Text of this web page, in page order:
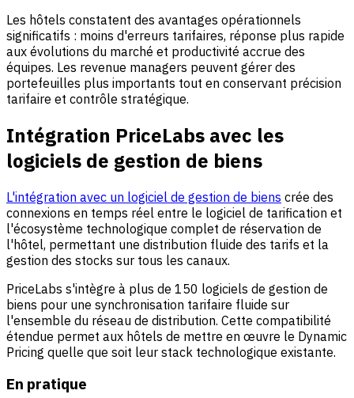
Les hôtels constatent des avantages opérationnels
significatifs : moins d'erreurs tarifaires, réponse plus rapide
aux évolutions du marché et productivité accrue des
équipes. Les revenue managers peuvent gérer des
portefeuilles plus importants tout en conservant précision
tarifaire et contrôle stratégique.
Intégration PriceLabs avec les
logiciels de gestion de biens
L'intégration avec un logiciel de gestion de biens crée des
connexions en temps réel entre le logiciel de tarification et
l'écosystème technologique complet de réservation de
l'hôtel, permettant une distribution fluide des tarifs et la
gestion des stocks sur tous les canaux.
PriceLabs s'intègre à plus de 150 logiciels de gestion de
biens pour une synchronisation tarifaire fluide sur
l'ensemble du réseau de distribution. Cette compatibilité
étendue permet aux hôtels de mettre en œuvre le Dynamic
Pricing quelle que soit leur stack technologique existante.
En pratique